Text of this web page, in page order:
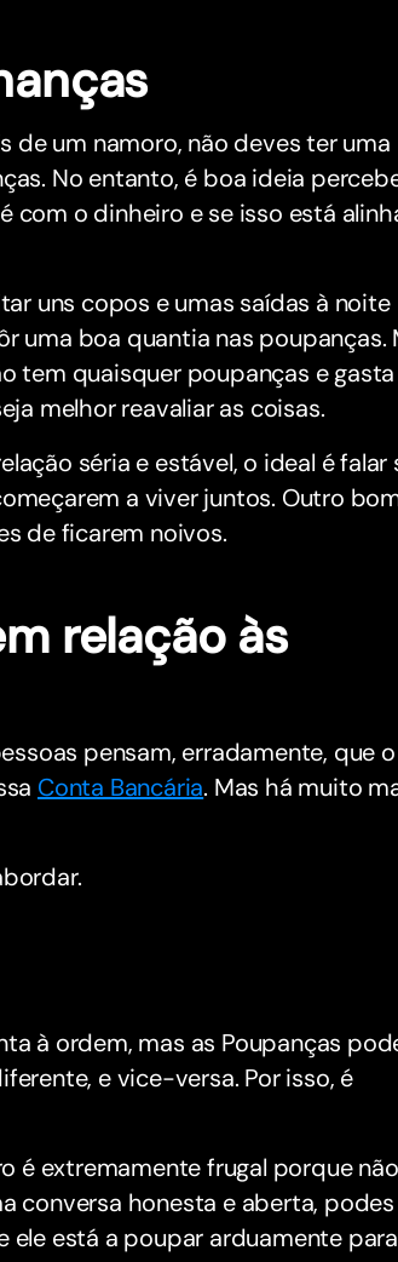
de um namoro, não deves ter uma
No entanto, é boa ideia
com o dinheiro e se isso está
uns copos e umas saídas à noite
uma boa quantia nas poupanças.
tem quaisquer poupanças e
melhor reavaliar as coisas.
séria e estável, o ideal é falar
a viver juntos. Outro
de ficarem noivos.
relação às
pensam, erradamente, que o
Conta Bancária. Mas há muito
à ordem, mas as Poupanças
e vice-versa. Por isso, é
é extremamente frugal porque
conversa honesta e aberta, podes
está a poupar arduamente para